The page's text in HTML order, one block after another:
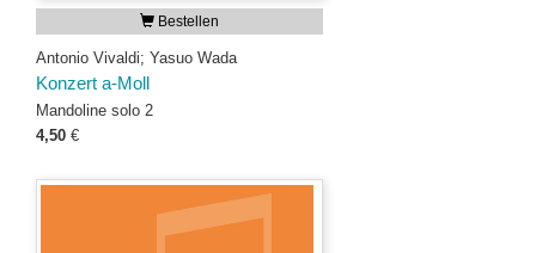
Bestellen
Antonio Vivaldi; Yasuo Wada
Konzert a-Moll
Mandoline solo 2
4,50 €